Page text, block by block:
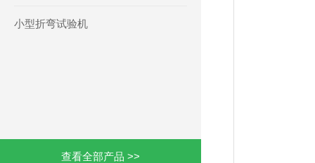
小型折弯试验机
查看全部产品 >>